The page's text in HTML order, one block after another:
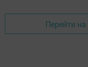
Перейти